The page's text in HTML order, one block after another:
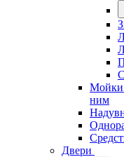
Мойки
ним
Двери